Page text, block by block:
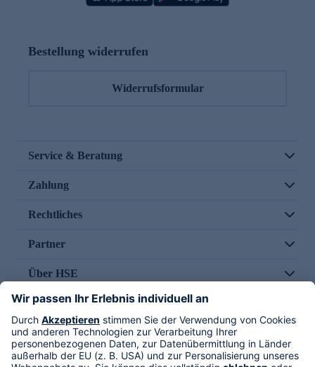
Bestellung widerrufen
Widerrufsformular
Service & Beratung
Zahlung
Rechtliches
Partner
Über HSE
Im TV
HSE International